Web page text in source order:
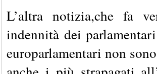
L’altra notizia,che fa
indennità dei
europarlamentari non